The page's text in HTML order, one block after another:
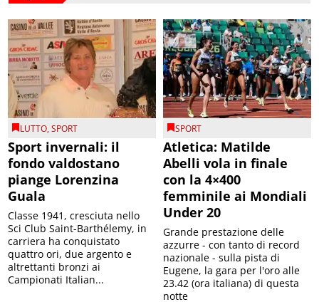
LUTTO,SPORT
Sport invernali: il
fondo valdostano
piange Lorenzina
Guala
Classe 1941, cresciuta nello
Sci Club Saint-Barthélemy, in
carriera ha conquistato
quattro ori, due argento e
altrettanti bronzi ai
Campionati Italian...
SPORT
Atletica: Matilde
Abelli vola in finale
con la 4×400
femminile ai Mondiali
Under 20
Grande prestazione delle
azzurre - con tanto di record
nazionale - sulla pista di
Eugene, la gara per l'oro alle
23.42 (ora italiana) di questa
notte